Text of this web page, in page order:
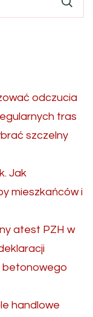
odczucia
tras
szczelny
Jak
mieszkańców i
atest PZH w
betonowego
handlowe